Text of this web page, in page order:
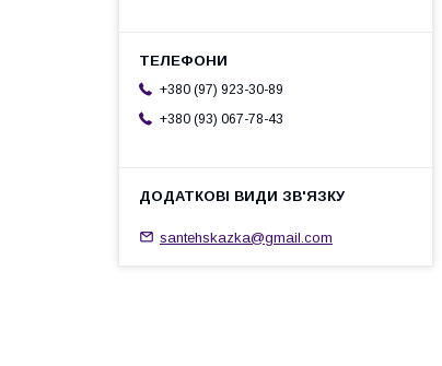
+380 (97) 923-30-89
+380 (93) 067-78-43
santehskazka@gmail.com